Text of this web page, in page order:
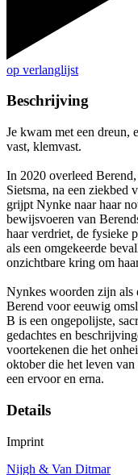
op verlanglijst
Beschrijving
Je kwam met een dreun,
vast, klemvast.
In 2020 overleed
Sietsma, na een ziekbed
grijpt Nynke naar haar
bewijsvoeren van
haar verdriet, de fysieke
als een omgekeerde
onzichtbare kring om
Nynkes woorden zijn als
Berend voor eeuwig
B is een ongepolijste,
gedachtes en
voortekenen die het
oktober die het leven
een ervoor en erna.
Details
Imprint
Nijgh & Van Ditmar